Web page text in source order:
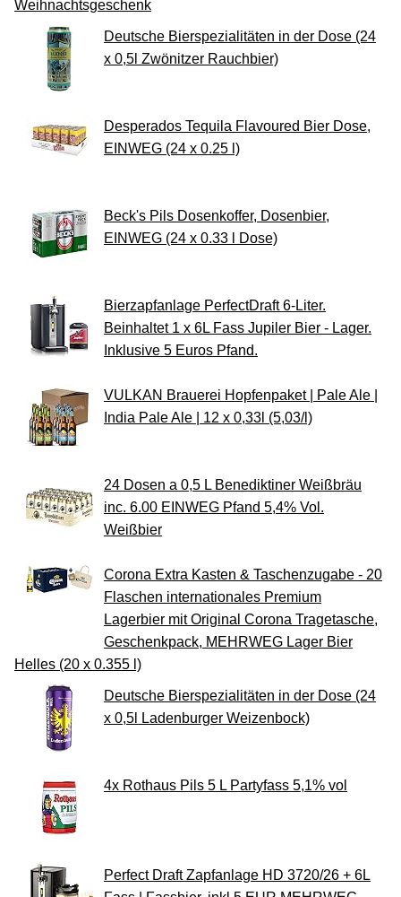
Weihnachtsgeschenk
Deutsche Bierspezialitäten in der Dose (24
x 0,5l Zwönitzer Rauchbier)
Desperados Tequila Flavoured Bier Dose,
EINWEG (24 x 0.25 l)
Beck's Pils Dosenkoffer, Dosenbier,
EINWEG (24 x 0.33 l Dose)
Bierzapfanlage PerfectDraft 6-Liter.
Beinhaltet 1 x 6L Fass Jupiler Bier - Lager.
Inklusive 5 Euros Pfand.
VULKAN Brauerei Hopfenpaket | Pale Ale |
India Pale Ale | 12 x 0,33l (5,03/l)
24 Dosen a 0,5 L Benediktiner Weißbräu
inc. 6.00 EINWEG Pfand 5,4% Vol.
Weißbier
Corona Extra Kasten & Taschenzugabe - 20
Flaschen internationales Premium
Lagerbier mit Original Corona Tragetasche,
Geschenkpack, MEHRWEG Lager Bier
Helles (20 x 0.355 l)
Deutsche Bierspezialitäten in der Dose (24
x 0,5l Ladenburger Weizenbock)
4x Rothaus Pils 5 L Partyfass 5,1% vol
Perfect Draft Zapfanlage HD 3720/26 + 6L